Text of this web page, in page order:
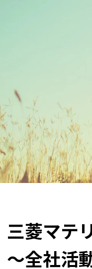
集：限りある金属資源を
クリーンにつくり出す
リサイクル 電気銅
三菱マテ
～全社活